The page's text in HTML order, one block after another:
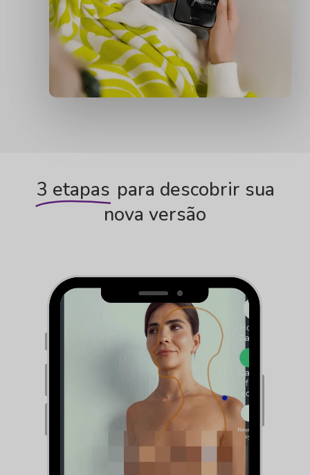
3 etapas para descobrir sua
nova versão